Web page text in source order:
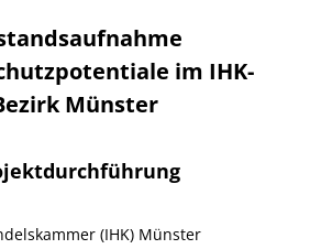
im IHK-
Münster
(IHK) Münster